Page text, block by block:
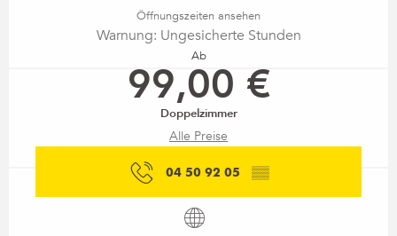
Öffnungszeiten ansehen
Warnung: Ungesicherte Stunden
Ab
99,00 €
Doppelzimmer
Alle Preise
04 50 92 05 ▒▒